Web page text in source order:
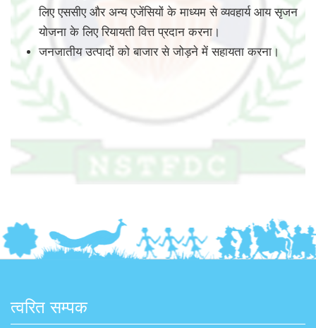
लिए एससीए और अन्य एजेंसियों के माध्यम से व्यवहार्य आय सृजन
योजना के लिए रियायती वित्त प्रदान करना।
जनजातीय उत्पादों को बाजार से जोड़ने में सहायता करना।
त्वरित सम्पक